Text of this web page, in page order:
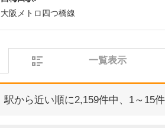
大阪メトロ四つ橋線
一覧表示
駅から近い順に2,159件中、 1～15件